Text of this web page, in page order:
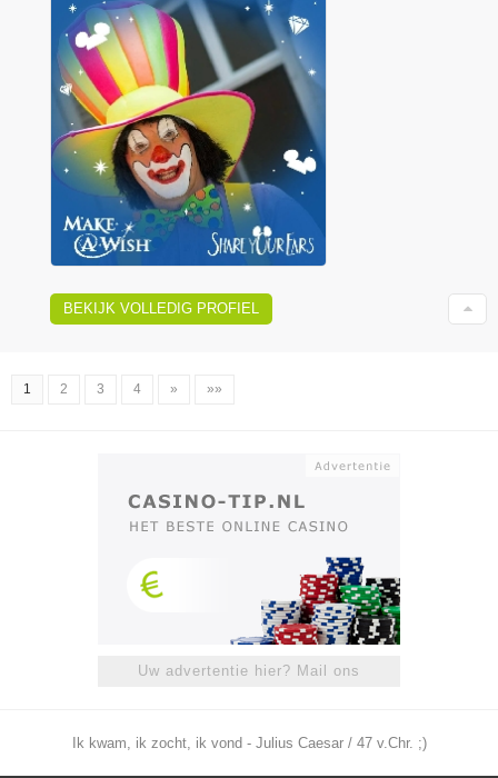
BEKIJK VOLLEDIG PROFIEL
1 2 3 4 » »»
Uw advertentie hier? Mail ons
Ik kwam, ik zocht, ik vond - Julius Caesar / 47 v.Chr. ;)